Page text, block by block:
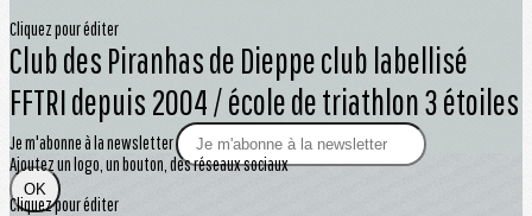
Cliquez pour éditer
Club des Piranhas de Dieppe club labellisé
FFTRI depuis 2004 / école de triathlon 3 étoiles
Je m'abonne à la newsletter
OK
Ajoutez un logo, un bouton, des réseaux sociaux
Cliquez pour éditer